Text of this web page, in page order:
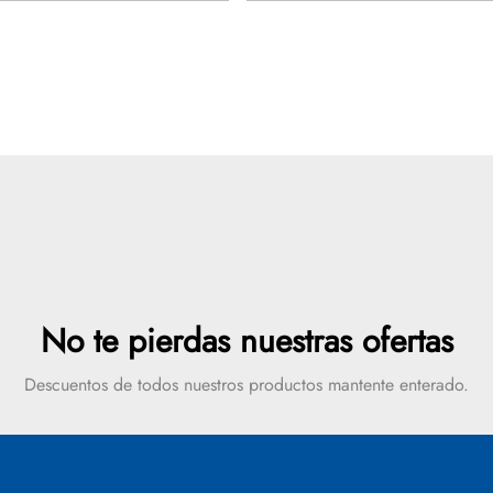
No te pierdas nuestras ofertas
Descuentos de todos nuestros productos mantente enterado.